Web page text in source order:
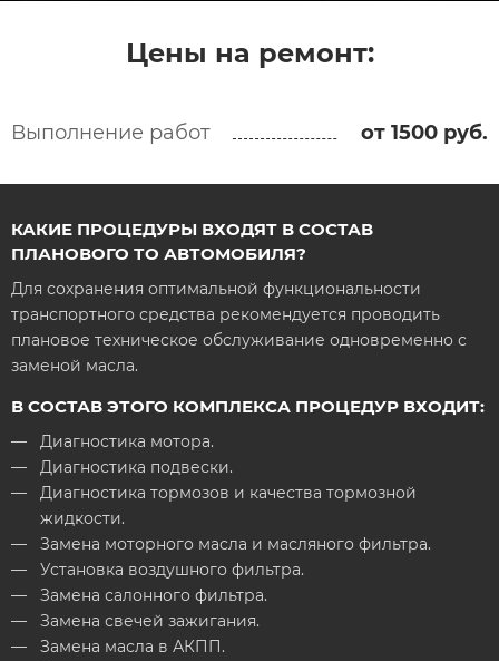
Цены на ремонт:
Выполнение работ от 1500 руб.
КАКИЕ ПРОЦЕДУРЫ ВХОДЯТ В СОСТАВ
ПЛАНОВОГО ТО АВТОМОБИЛЯ?
Для сохранения оптимальной функциональности
транспортного средства рекомендуется проводить
плановое техническое обслуживание одновременно с
заменой масла.
В СОСТАВ ЭТОГО КОМПЛЕКСА ПРОЦЕДУР ВХОДИТ:
Диагностика мотора.
Диагностика подвески.
Диагностика тормозов и качества тормозной
жидкости.
Замена моторного масла и масляного фильтра.
Установка воздушного фильтра.
Замена салонного фильтра.
Замена свечей зажигания.
Замена масла в АКПП.